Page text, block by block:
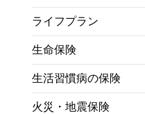
ライフプラン
生命保険
生活習慣病の保険
火災・地震保険